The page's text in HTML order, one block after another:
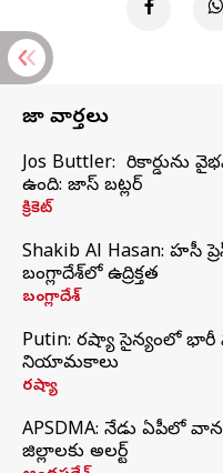
తాజా వార్తలు
Jos Buttler: నా రికార్డును
ఉంది: జాస్ బట్లర్
క్రికెట్
Shakib Al Hasan:
బంగ్లాదేశ్‌లో ఉద్రిక్తత
బంగ్లాదేశ్
Putin: రష్యా సైన్యంలో భారీ
నియామకాలు
రష్యా
APSDMA: నేడు ఏపీలో
జిల్లాలకు అలర్ట్